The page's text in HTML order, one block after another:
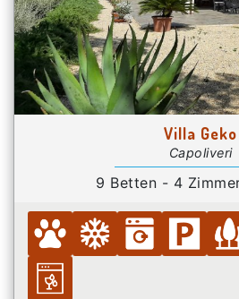
Villa Geko
Capoliveri
9 Betten - 4